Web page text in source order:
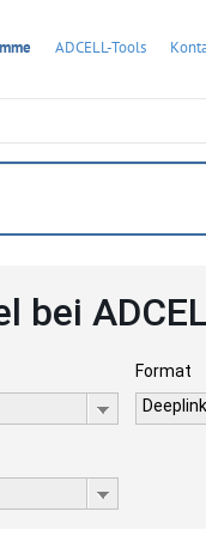
ADCELL-Tools
bei
Format